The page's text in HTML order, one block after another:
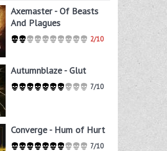
Axemaster - Of Beasts
And Plagues
2/10
Autumnblaze - Glut
7/10
Converge - Hum of Hurt
7/10